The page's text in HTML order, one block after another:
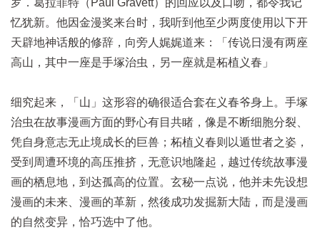
罗．葛拉菲特（Paul Gravett）的回应以及口吻，都令我记
忆犹新。他因金漫奖来台时，我听到他至少两度使用以下开
天辟地神话般的修辞，向旁人娓娓道来：「传说日漫有两座
高山，其中一座是手塚治虫，另一座就是柘植义春」
细究起来，「山」这形容的确很适合套在义春爷身上。手塚
治虫在故事漫画方面的野心有目共睹，像是不断细胞分裂、
凭自身意志无止境成长的巨兽；柘植义春则以遁世者之姿，
受到周遭环境的高压推挤，无意识地隆起，越过传统故事漫
画的栖息地，到达孤高的位置。玄秘一点说，他并未先设想
漫画的未来、漫画的革新，然後成功发掘新大陆，而是漫画
的自然变异，恰巧选中了他。